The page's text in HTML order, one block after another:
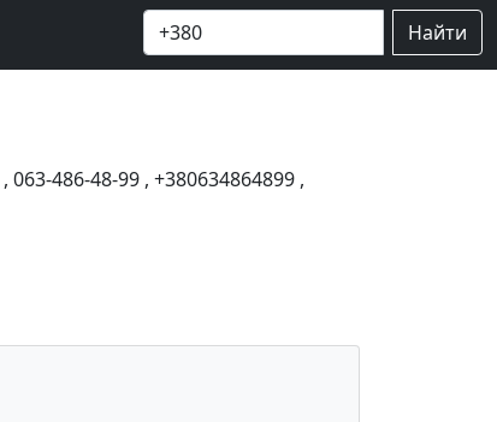
Найти
, 063-486-48-99 , +380634864899 ,